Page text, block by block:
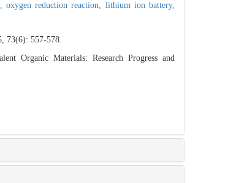
oxygen reduction reaction, lithium ion battery,
73(6): 557-578.
Organic Materials: Research Progress and